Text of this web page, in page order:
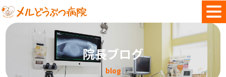
院長ブログ
blog